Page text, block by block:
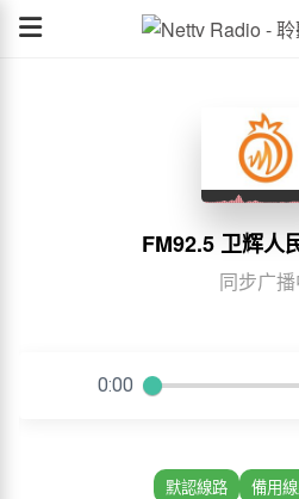
FM92.5 卫辉人
同步广
默認線路 備用